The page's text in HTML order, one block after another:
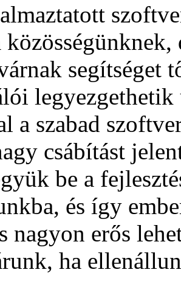
segítséget
a szabad
csábítást
be a
és így
nagyon erős
ha